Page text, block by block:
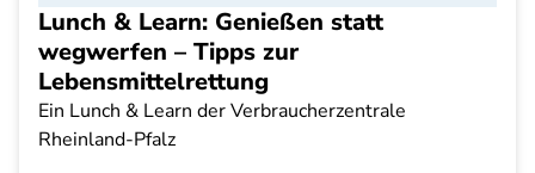
Lunch & Learn: Genießen statt
wegwerfen – Tipps zur
Lebensmittelrettung
Ein Lunch & Learn der Verbraucherzentrale
Rheinland-Pfalz